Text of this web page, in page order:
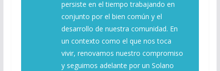
persiste en el tiempo trabajando en
conjunto por el bien común y el
desarrollo de nuestra comunidad. En
un contexto como el que nos toca
vivir, renovamos nuestro compromiso
y seguimos adelante por un Solano